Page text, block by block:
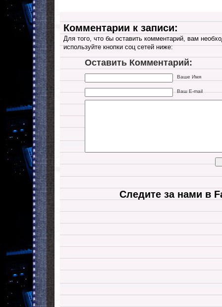
Комментарии к записи:
Для того, что бы оставить комментарий, вам
используйте кнопки соц сетей ниже:
Оставить Комментарий:
Ваше Имя
Ваш E-mail
Следите за нами в